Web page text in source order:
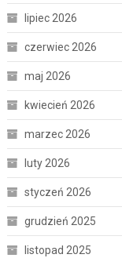
lipiec 2026
czerwiec 2026
maj 2026
kwiecień 2026
marzec 2026
luty 2026
styczeń 2026
grudzień 2025
listopad 2025